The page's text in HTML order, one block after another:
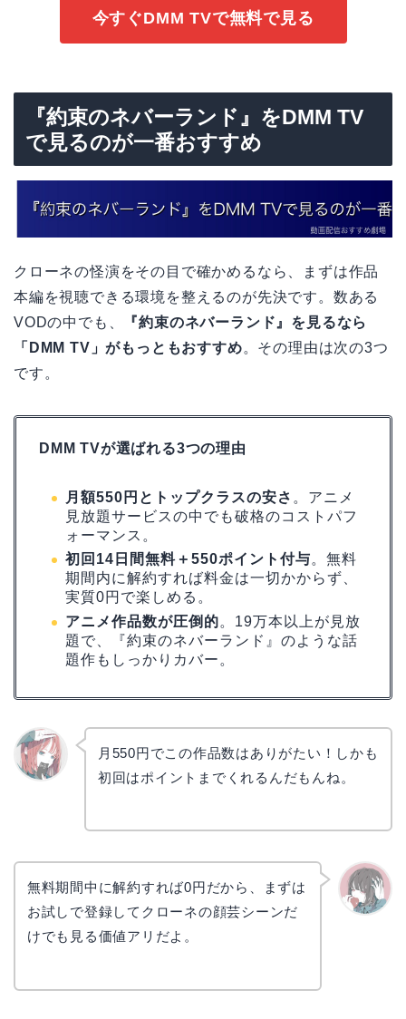
今すぐDMM TVで無料で見る
『約束のネバーランド』をDMM TV
で見るのが一番おすすめ
クローネの怪演をその目で確かめるなら、まずは作品
本編を視聴できる環境を整えるのが先決です。数ある
VODの中でも、
『約束のネバーランド』を見るなら
「DMM TV」がもっともおすすめ。その理由は次の3つ
です。
DMM TVが選ばれる3つの理由
月額550円とトップクラスの安さ 。アニメ
見放題サービスの中でも破格のコストパフ
ォーマンス。
初回14日間無料＋550ポイント付与。無料
期間内に解約すれば料金は一切かからず、
実質0円で楽しめる。
アニメ作品数が圧倒的。19万本以上が見放
題で、『約束のネバーランド』のような話
題作もしっかりカバー。
月550円でこの作品数はありがたい！しかも
初回はポイントまでくれるんだもんね。
無料期間中に解約すれば0円だから、まずは
お試しで登録してクローネの顔芸シーンだ
けでも見る価値アリだよ。